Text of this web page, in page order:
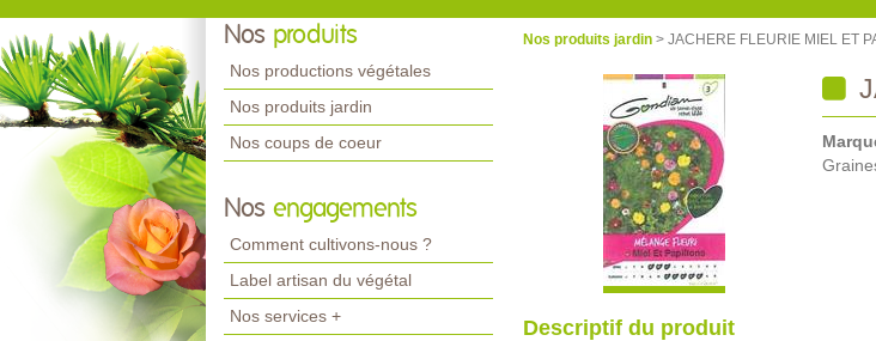
Nos produits
Nos productions végétales
Nos produits jardin
Nos coups de coeur
Nos engagements
Comment cultivons-nous ?
Label artisan du végétal
Nos services +
Nos produits jardin > JACHERE FLEURIE MIEL ET
Descriptif du produit